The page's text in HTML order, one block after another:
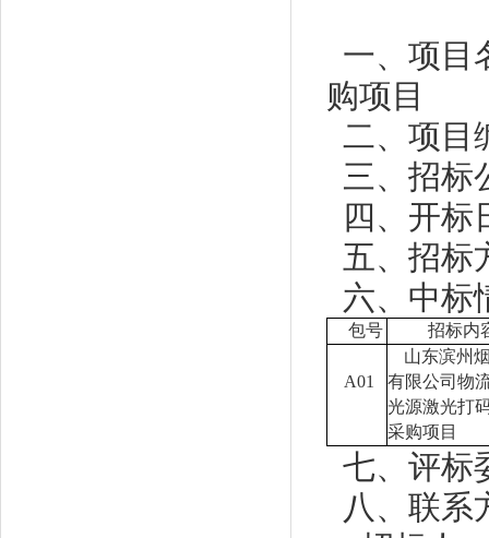
一、项目
购项目
二、项目
三、招标
四、开标
五、招标
六、中标
包号 招标内
A01
山东滨州
有限公司物
光源激光打
采购项目
七、评标
八、联系